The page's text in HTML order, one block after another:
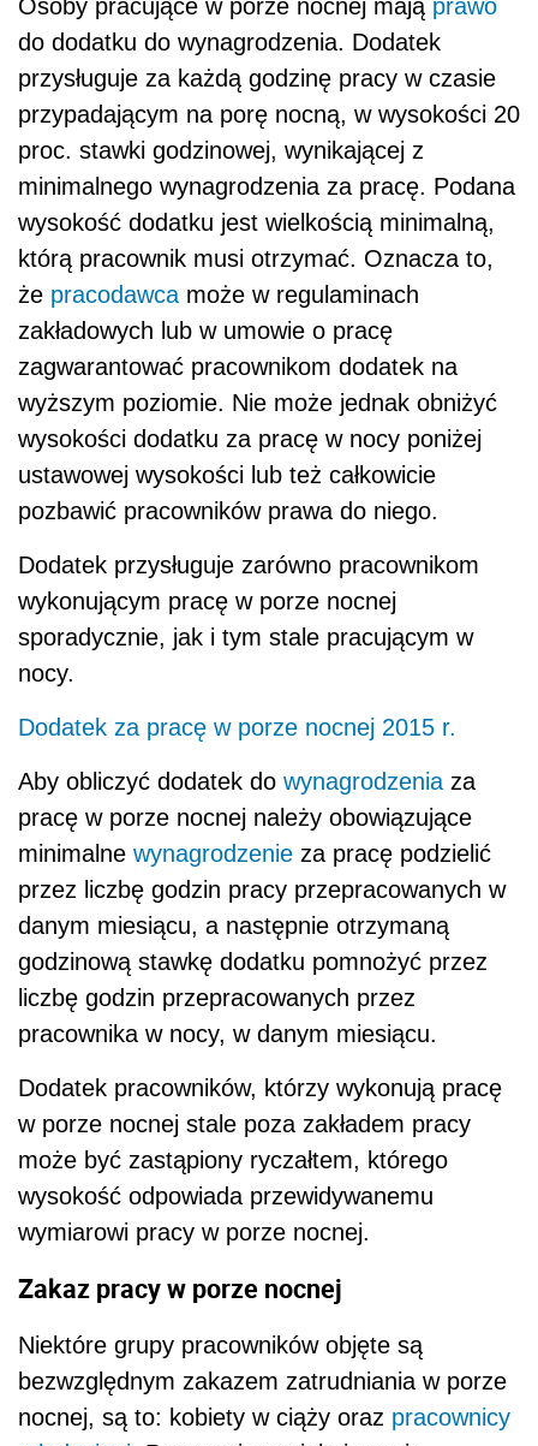
Osoby pracujące w porze nocnej mają prawo
do dodatku do wynagrodzenia. Dodatek
przysługuje za każdą godzinę pracy w czasie
przypadającym na porę nocną, w wysokości 20
proc. stawki godzinowej, wynikającej z
minimalnego wynagrodzenia za pracę. Podana
wysokość dodatku jest wielkością minimalną,
którą pracownik musi otrzymać. Oznacza to,
że pracodawca może w regulaminach
zakładowych lub w umowie o pracę
zagwarantować pracownikom dodatek na
wyższym poziomie. Nie może jednak obniżyć
wysokości dodatku za pracę w nocy poniżej
ustawowej wysokości lub też całkowicie
pozbawić pracowników prawa do niego.
Dodatek przysługuje zarówno pracownikom
wykonującym pracę w porze nocnej
sporadycznie, jak i tym stale pracującym w
nocy.
Dodatek za pracę w porze nocnej 2015 r.
Aby obliczyć dodatek do wynagrodzenia za
pracę w porze nocnej należy obowiązujące
minimalne wynagrodzenie za pracę podzielić
przez liczbę godzin pracy przepracowanych w
danym miesiącu, a następnie otrzymaną
godzinową stawkę dodatku pomnożyć przez
liczbę godzin przepracowanych przez
pracownika w nocy, w danym miesiącu.
Dodatek pracowników, którzy wykonują pracę
w porze nocnej stale poza zakładem pracy
może być zastąpiony ryczałtem, którego
wysokość odpowiada przewidywanemu
wymiarowi pracy w porze nocnej.
Zakaz pracy w porze nocnej
Niektóre grupy pracowników objęte są
bezwzględnym zakazem zatrudniania w porze
nocnej, są to: kobiety w ciąży oraz pracownicy